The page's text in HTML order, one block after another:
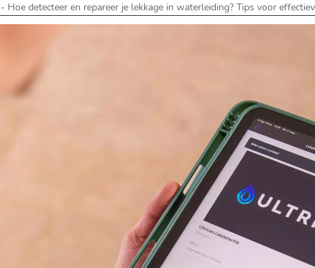
- Hoe detecteer en repareer je lekkage in waterleiding? Tips voor